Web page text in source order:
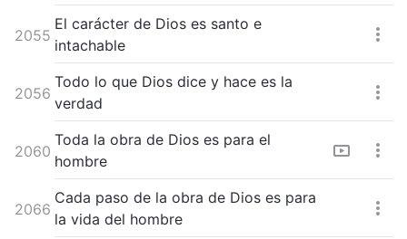
2055
El carácter de Dios es santo e
intachable
2056
Todo lo que Dios dice y hace es la
verdad
2060
Toda la obra de Dios es para el
hombre
2066
Cada paso de la obra de Dios es para
la vida del hombre